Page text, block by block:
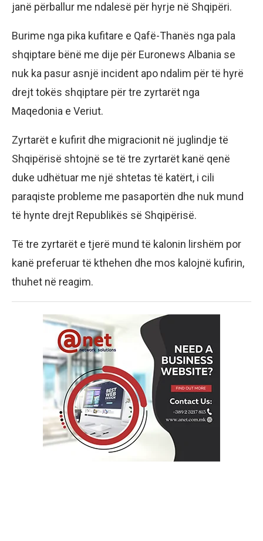
janë përballur me ndalesë për hyrje në Shqipëri.
Burime nga pika kufitare e Qafë-Thanës nga pala
shqiptare bënë me dije për Euronews Albania se
nuk ka pasur asnjë incident apo ndalim për të hyrë
drejt tokës shqiptare për tre zyrtarët nga
Maqedonia e Veriut.
Zyrtarët e kufirit dhe migracionit në juglindje të
Shqipërisë shtojnë se të tre zyrtarët kanë qenë
duke udhëtuar me një shtetas të katërt, i cili
paraqiste probleme me pasaportën dhe nuk mund
të hynte drejt Republikës së Shqipërisë.
Të tre zyrtarët e tjerë mund të kalonin lirshëm por
kanë preferuar të kthehen dhe mos kalojnë kufirin,
thuhet në reagim.